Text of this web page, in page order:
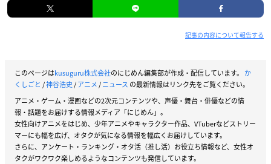
記事の内容について報告する
このページはkusuguru株式会社のにじめん編集部が作成・配信しています。 か
くしごと /神谷浩史/アニメ/ニュース の最新情報はリンク先をご覧ください。
アニメ・ゲーム・漫画などの2次元コンテンツや、声優・舞台・俳優などの情
報・話題をお届けする情報メディア「にじめん」。
女性向けアニメをはじめ、少年アニメやキャラクター作品、VTuberなどストリー
マーにも幅を広げ、オタクが気になる情報を幅広くお届けしています。
さらに、アンケート・ランキング・オタ活（推し活）お役立ち情報など、女性オ
タクがワクワク楽しめるようなコンテンツも発信しています。